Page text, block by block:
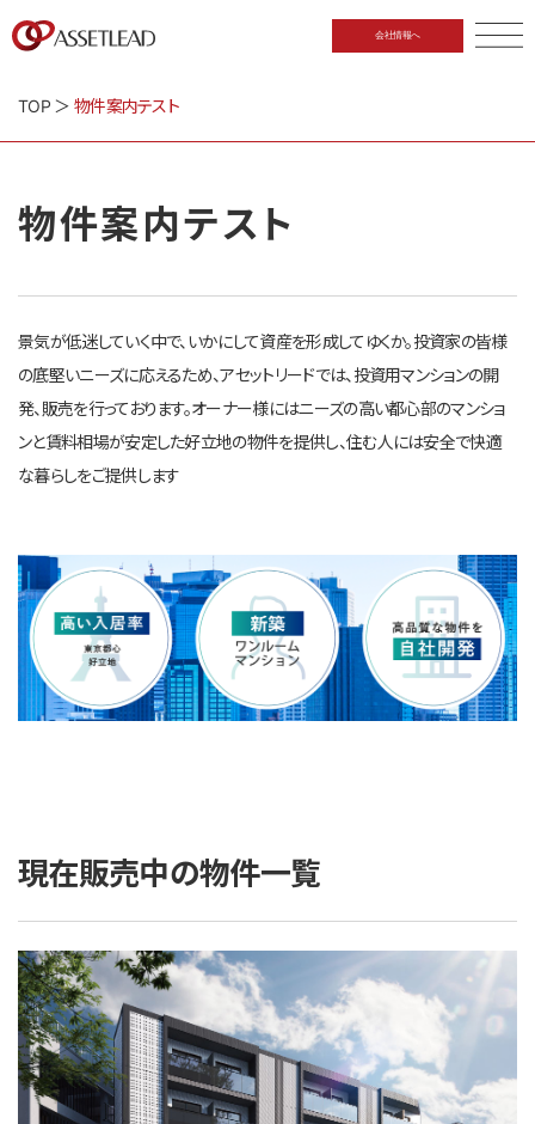
会社情報へ
TOP＞ 物件案内テスト
物件案内テスト
景気が低迷していく中で、いかにして資産を形成してゆくか。投資家の皆様
の底堅いニーズに応えるため、アセットリードでは、投資用マンションの開
発、販売を行っております。オーナー様にはニーズの高い都心部のマンショ
ンと賃料相場が安定した好立地の物件を提供し、住む人には安全で快適
な暮らしをご提供します
現在販売中の物件一覧